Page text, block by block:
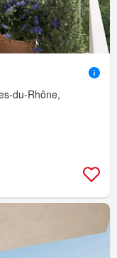
du-Rhône,